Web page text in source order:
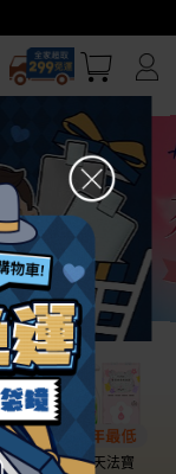
折超划算
雨天法寶